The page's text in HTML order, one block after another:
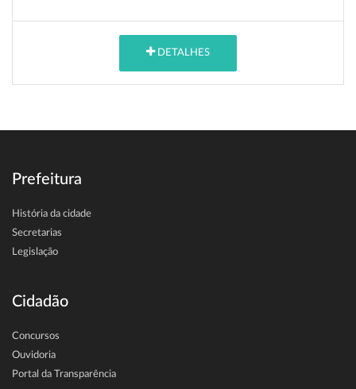
DETALHES
Prefeitura
História da cidade
Secretarias
Legislação
Cidadão
Concursos
Ouvidoria
Portal da Transparência